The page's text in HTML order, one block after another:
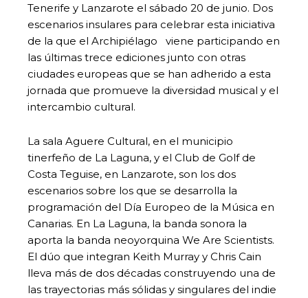
Tenerife y Lanzarote el sábado 20 de junio. Dos
escenarios insulares para celebrar esta iniciativa
de la que el Archipiélago viene participando en
las últimas trece ediciones junto con otras
ciudades europeas que se han adherido a esta
jornada que promueve la diversidad musical y el
intercambio cultural.
La sala Aguere Cultural, en el municipio
tinerfeño de La Laguna, y el Club de Golf de
Costa Teguise, en Lanzarote, son los dos
escenarios sobre los que se desarrolla la
programación del Día Europeo de la Música en
Canarias. En La Laguna, la banda sonora la
aporta la banda neoyorquina We Are Scientists.
El dúo que integran Keith Murray y Chris Cain
lleva más de dos décadas construyendo una de
las trayectorias más sólidas y singulares del indie